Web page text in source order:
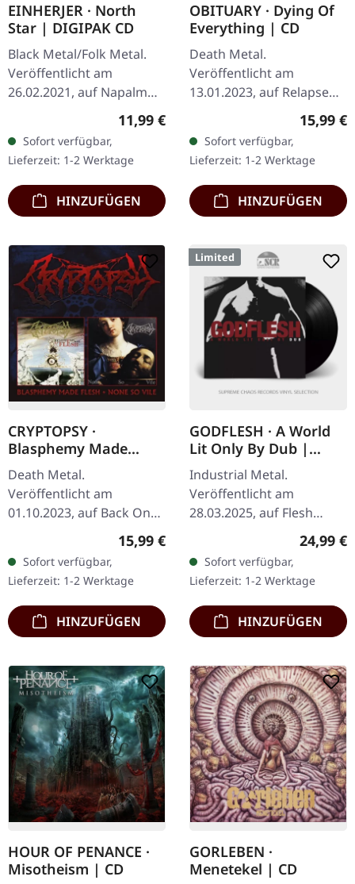
EINHERJER · North
Star | DIGIPAK CD
Black Metal/Folk Metal.
Veröffentlicht am
26.02.2021, auf Napalm
Records. Erstauflage im
DigiPak. Einherjer kehren
mit vernichtender
nordischer Kraft…
Regulärer Preis:
11,99 €
Sofort verfügbar,
Lieferzeit: 1-2 Werktage
HINZUFÜGEN
OBITUARY · Dying Of
Everything | CD
Death Metal.
Veröffentlicht am
13.01.2023, auf Relapse
Records. CD im Jewelcase.
Obituary kehren mit
ihrem zehnten
Studioalbum "Dying of
Everything"…
15,99 €
Sofort verfügbar,
Lieferzeit: 1-2 Werktage
HINZUFÜGEN
CRYPTOPSY ·
Blasphemy Made
Flesh / None So Vile |
2CD
Death Metal.
Veröffentlicht am
01.10.2023, auf Back On
Black. Zweifach-CD. Zwei
gefeierten Alben in den
Annalen des Death
Metal…
Regulärer Preis:
15,99 €
Sofort verfügbar,
Lieferzeit: 1-2 Werktage
HINZUFÜGEN
Limited
GODFLESH · A World
Lit Only By Dub |
BLACK LP
Industrial Metal.
Veröffentlicht am
28.03.2025, auf Flesh
Recordings. Schwarze
Vinyl-LP, limitierte Auflage,
in luxuriösem Klappcover
verpackt. Mit…
24,99 €
Sofort verfügbar,
Lieferzeit: 1-2 Werktage
HINZUFÜGEN
HOUR OF PENANCE ·
Misotheism | CD
GORLEBEN ·
Menetekel | CD